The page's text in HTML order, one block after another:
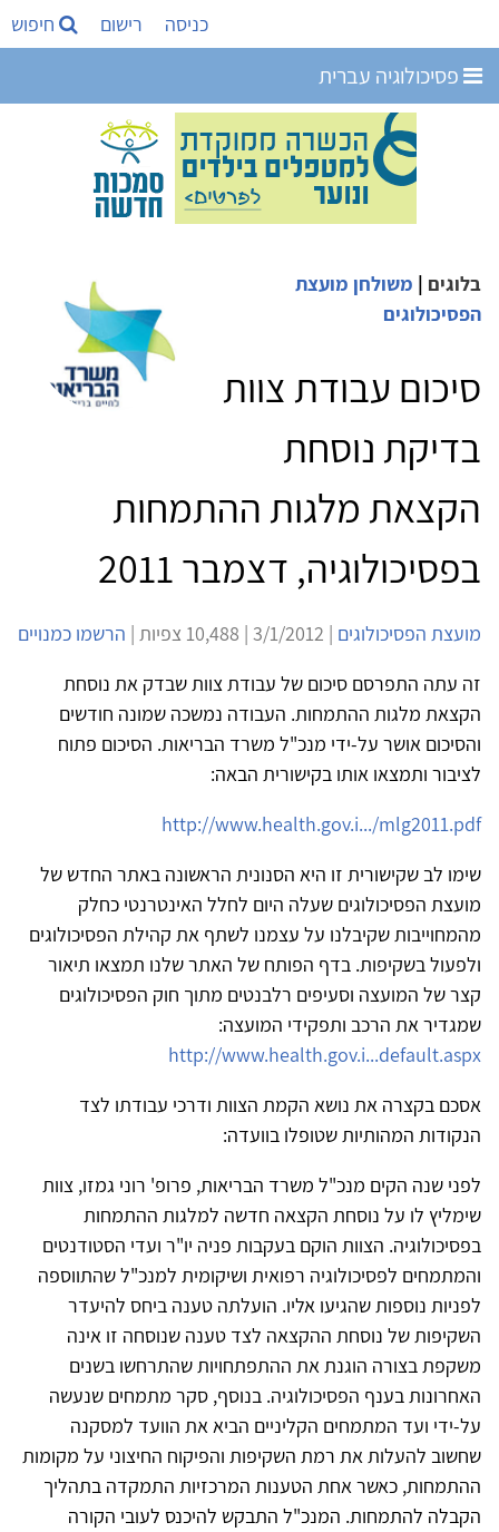
כניסה רישום חיפוש
פסיכולוגיה עברית
בלוגים | משולחן מועצת
הפסיכולוגים
‏סיכום עבודת צוות
בדיקת נוסחת
הקצאת מלגות ההתמחות
בפסיכולוגיה, דצמבר 2011
מועצת הפסיכולוגים | 3/1/2012 | 10,488 צפיות |
הרשמו כמנויים
זה עתה התפרסם סיכום של עבודת צוות שבדק את נוסחת
הקצאת מלגות ההתמחות. העבודה נמשכה שמונה חודשים
והסיכום אושר על-ידי מנכ"ל משרד הבריאות. הסיכום פתוח
לציבור ותמצאו אותו בקישורית הבאה:
http://www.health.gov.i.../mlg2011.pdf
שימו לב שקישורית זו היא הסנונית הראשונה באתר החדש של
מועצת הפסיכולוגים שעלה היום לחלל האינטרנטי כחלק
מהמחוייבות שקיבלנו על עצמנו לשתף את קהילת הפסיכולוגים
ולפעול בשקיפות. בדף הפותח של האתר שלנו תמצאו תיאור
קצר של המועצה וסעיפים רלבנטים מתוך חוק הפסיכולוגים
שמגדיר את הרכב ותפקידי המועצה:
http://www.health.gov.i...default.aspx
אסכם בקצרה את נושא הקמת הצוות ודרכי עבודתו לצד
הנקודות המהותיות שטופלו בוועדה:
לפני שנה הקים מנכ"ל משרד הבריאות, פרופ' רוני גמזו, צוות
שימליץ לו על נוסחת הקצאה חדשה למלגות ההתמחות
בפסיכולוגיה. הצוות הוקם בעקבות פניה יו"ר ועדי הסטודנטים
והמתמחים לפסיכולוגיה רפואית ושיקומית למנכ"ל שהתווספה
לפניות נוספות שהגיעו אליו. הועלתה טענה ביחס להיעדר
השקיפות של נוסחת ההקצאה לצד טענה שנוסחה זו אינה
משקפת בצורה הוגנת את ההתפתחויות שהתרחשו בשנים
האחרונות בענף הפסיכולוגיה. בנוסף, סקר מתמחים שנעשה
על-ידי ועד המתמחים הקליניים הביא את הוועד למסקנה
שחשוב להעלות את רמת השקיפות והפיקוח החיצוני על מקומות
ההתמחות, כאשר אחת הטענות המרכזיות התמקדה בתהליך
הקבלה להתמחות. המנכ"ל התבקש להיכנס לעובי הקורה